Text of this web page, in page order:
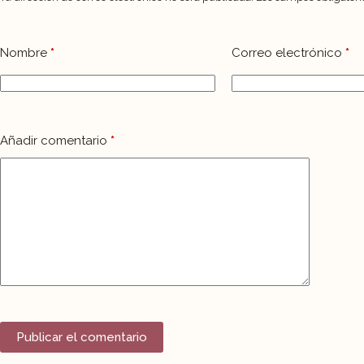
Nombre * Correo electrónico *
Añadir comentario *
Publicar el comentario